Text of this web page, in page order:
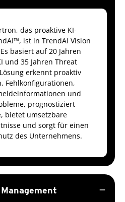
das proaktive KI-
ist in TrendAI Vision
basiert auf 20 Jahren
und 35 Jahren Threat
erkennt proaktiv
Fehlkonfigurationen,
und
prognostiziert
bietet umsetzbare
und sorgt für einen
des Unternehmens.
remove